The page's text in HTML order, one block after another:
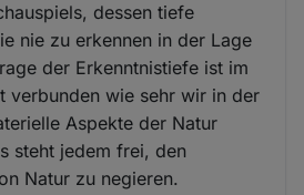
dessen tiefe
nie zu erkennen in der Lage
der Erkenntnistiefe ist im
verbunden wie sehr wir in der
Aspekte der Natur
steht jedem frei, den
Natur zu negieren.